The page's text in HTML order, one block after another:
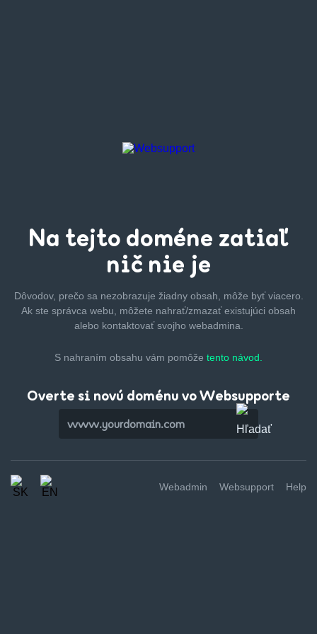
Na tejto doméne zatiaľ
nič nie je
Dôvodov, prečo sa nezobrazuje žiadny obsah, môže byťviacero.
Ak ste správca webu, môžete nahrať/zmazaťexistujúci obsah
alebo kontaktovať svojho webadmina.
S nahraním obsahu vám pomôže tento návod.
Overte si novú doménu vo Websupporte
Webadmin Websupport Help